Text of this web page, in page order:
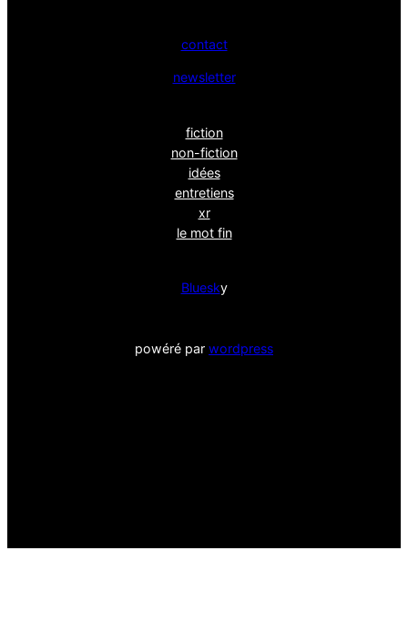
contact
newsletter
fiction
non-fiction
idées
entretiens
xr
le mot fin
Bluesky
powéré par wordpress